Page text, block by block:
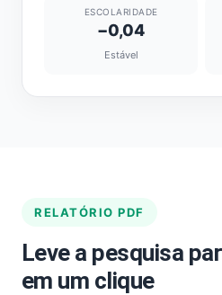
ESCOLARIDADE
−0,04
Estável
RELATÓRIO PDF
Leve a pesquisa
em um clique